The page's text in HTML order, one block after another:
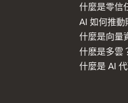
什麼是零信
AI 如何推動
什麼是向量
什麽是多雲
什麼是 AI 代